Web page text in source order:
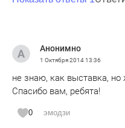
Анонимно
1 Октября 201413:36
не знаю, как выставка, но
Спасибо вам, ребята!
0 эмодзи